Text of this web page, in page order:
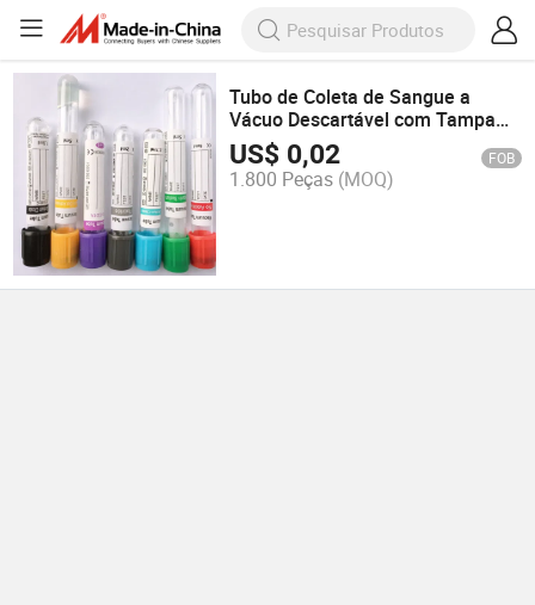
Tubo de Coleta de Sangue a
Vácuo Descartável com Tampa
Lavanda Roxa EDTA K2 EDTA K3
US$ 0,02 FOB
1.800 Peças (MOQ)